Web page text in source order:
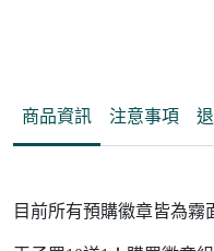
商品資訊 注意事項
目前所有預購徽章皆為霧